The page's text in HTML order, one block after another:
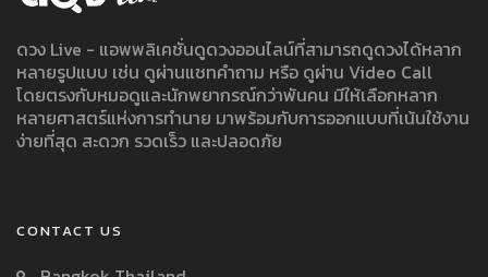
ดวง Live - แอพพลิเคชั่นดูดวงออนไลน์ที่สามารถดูดวงได้หลาก
หลายรูปแบบ เช่น ดูผ่านแชทคำถาม หรือ ดูผ่าน Video Call
โดยตรงกับหมอดูและนักพยากรณ์กว่าพันคน มีให้เลือกหลาก
หลายศาสตร์แห่งการทำนาย มาพร้อมกับการออกแบบที่เน้นใช้งาน
ง่ายที่สุด สะดวก รวดเร็ว และปลอดภัย
CONTACT US